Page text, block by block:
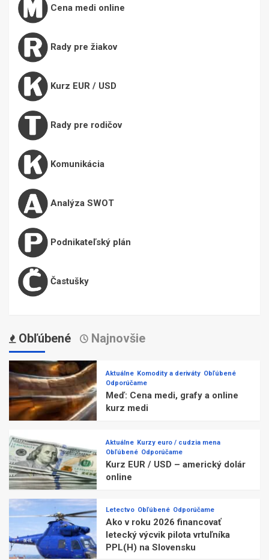
Cena medi online
Rady pre žiakov
Kurz EUR / USD
Rady pre rodičov
Komunikácia
Analýza SWOT
Podnikateľský plán
Častušky
Obľúbené Najnovšie
Aktuálne Komodity a deriváty Obľúbené
Odporúčame
Meď: Cena medi, grafy a online
kurz medi
Aktuálne Kurzy euro / cudzia mena
Obľúbené Odporúčame
Kurz EUR / USD – americký dolár
online
Letectvo Obľúbené Odporúčame
Ako v roku 2026 financovať
letecký výcvik pilota vrtuľníka
PPL(H) na Slovensku